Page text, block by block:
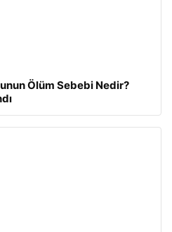
Ölüm Sebebi Nedir?